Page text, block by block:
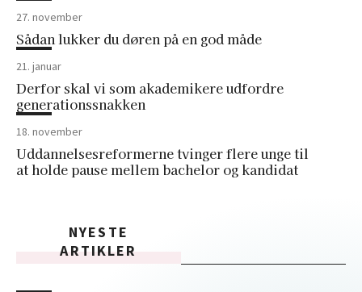
27. november
Sådan lukker du døren på en god måde
21. januar
Derfor skal vi som akademikere udfordre
generationssnakken
18. november
Uddannelsesreformerne tvinger flere unge til
at holde pause mellem bachelor og kandidat
NYESTE
ARTIKLER